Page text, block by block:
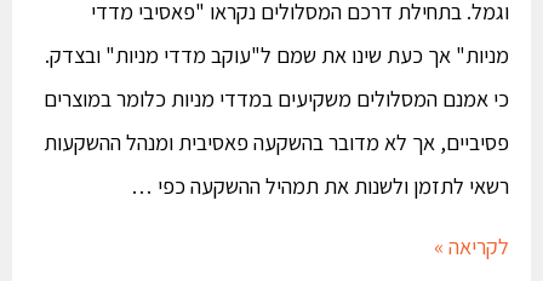
וגמל. בתחילת דרכם המסלולים נקראו "פאסיבי מדדי
מניות" אך כעת שינו את שמם ל"עוקב מדדי מניות" ובצדק.
כי אמנם המסלולים משקיעים במדדי מניות כלומר במוצרים
פסיביים, אך לא מדובר בהשקעה פאסיבית ומנהל ההשקעות
רשאי לתזמן ולשנות את תמהיל ההשקעה כפי …
לקריאה »